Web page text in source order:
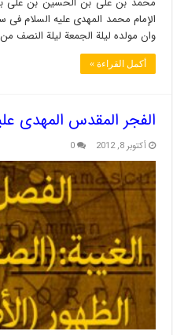
الإمام محمد المهدی علیه السلام
وان مولده لیلة الجمعة لیلة النصف
أكمل القراءة »
الفجر المقدس المهدی
أكتوبر 8, 2012 0